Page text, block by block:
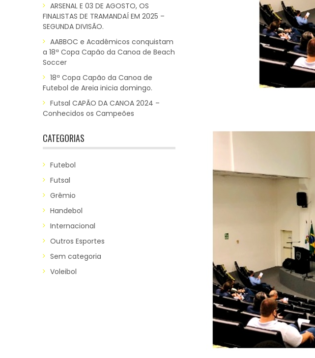
ARSENAL E 03 DE AGOSTO, OS
FINALISTAS DE TRAMANDAÍ EM 2025 –
SEGUNDA DIVISÃO.
AABBOC e Acadêmicos conquistam
a 18ª Copa Capão da Canoa de Beach
Soccer
18ª Copa Capão da Canoa de
Futebol de Areia inicia domingo.
Futsal CAPÃO DA CANOA 2024 –
Conhecidos os Campeões
CATEGORIAS
Futebol
Futsal
Grêmio
Handebol
Internacional
Outros Esportes
Sem categoria
Voleibol